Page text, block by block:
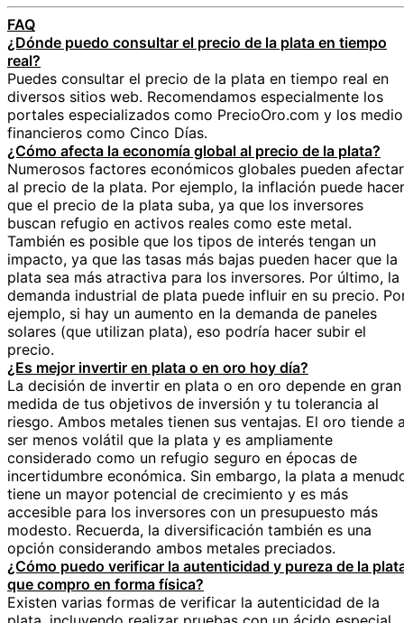
FAQ
¿Dónde puedo consultar el precio de la plata en tiempo
real?
Puedes consultar el precio de la plata en tiempo real en
diversos sitios web. Recomendamos especialmente los
portales especializados como PrecioOro.com y los
financieros como Cinco Días.
¿Cómo afecta la economía global al precio de la plata?
Numerosos factores económicos globales pueden afectar
al precio de la plata. Por ejemplo, la inflación puede hacer
que el precio de la plata suba, ya que los inversores
buscan refugio en activos reales como este metal.
También es posible que los tipos de interés tengan un
impacto, ya que las tasas más bajas pueden hacer que la
plata sea más atractiva para los inversores. Por último, la
demanda industrial de plata puede influir en su precio.
ejemplo, si hay un aumento en la demanda de paneles
solares (que utilizan plata), eso podría hacer subir el
precio.
¿Es mejor invertir en plata o en oro hoy día?
La decisión de invertir en plata o en oro depende en gran
medida de tus objetivos de inversión y tu tolerancia al
riesgo. Ambos metales tienen sus ventajas. El oro tiende
ser menos volátil que la plata y es ampliamente
considerado como un refugio seguro en épocas de
incertidumbre económica. Sin embargo, la plata a
tiene un mayor potencial de crecimiento y es más
accesible para los inversores con un presupuesto más
modesto. Recuerda, la diversificación también es una
opción considerando ambos metales preciados.
¿Cómo puedo verificar la autenticidad y pureza de la
que compro en forma física?
Existen varias formas de verificar la autenticidad de la